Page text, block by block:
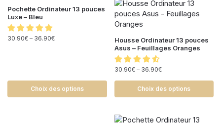
Pochette Ordinateur 13 pouces
Luxe – Bleu
30.90€ – 36.90€
Choix des options
Housse Ordinateur 13 pouces
Asus – Feuillages Oranges
30.90€– 36.90€
Choix des options